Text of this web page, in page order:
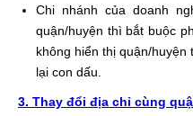
Chi nhánh của doanh
quận/huyện thì bắt buộc
không hiển thị quận/
lại con dấu.
3. Thay đổi địa chỉ cùng